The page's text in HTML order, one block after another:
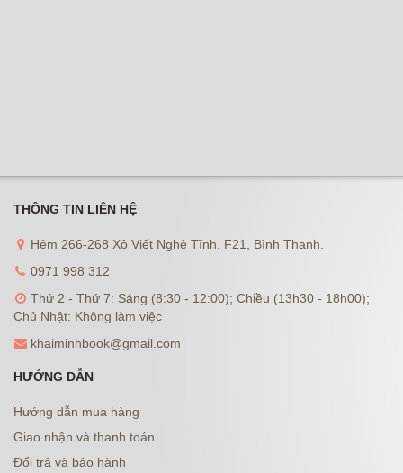
THÔNG TIN LIÊN HỆ
Hẻm 266-268 Xô Viết Nghệ Tĩnh, F21, Bình Thạnh.
0971 998 312
Thứ 2 - Thứ 7: Sáng (8:30 - 12:00); Chiều (13h30 - 18h00);
Chủ Nhật: Không làm việc
khaiminhbook@gmail.com
HƯỚNG DẪN
Hướng dẫn mua hàng
Giao nhận và thanh toán
Đổi trả và bảo hành